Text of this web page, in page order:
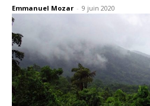
Emmanuel Mozar - 9 juin 2020